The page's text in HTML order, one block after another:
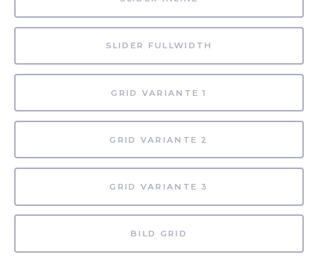
SLIDER FULLWIDTH
GRID VARIANTE 1
GRID VARIANTE 2
GRID VARIANTE 3
BILD GRID